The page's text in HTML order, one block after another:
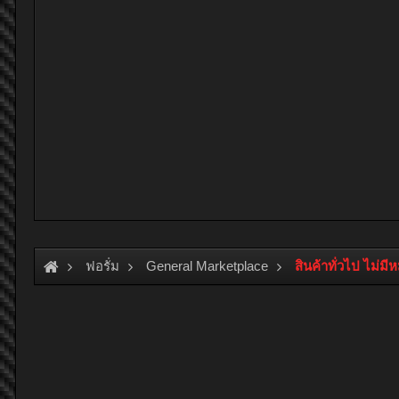
ฟอรั่ม General Marketplace สินค้าทั่วไป ไม่มี